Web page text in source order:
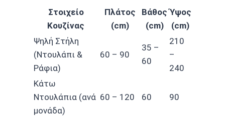
Στοιχείο
Κουζίνας
Πλάτος
(cm)
Βάθος
(cm)
Ύψος
(cm)
Ψηλή Στήλη
(Ντουλάπι &
Ράφια)
60 – 90
35 –
60
210
–
240
Κάτω
Ντουλάπια (ανά
μονάδα)
60 – 120 60 90